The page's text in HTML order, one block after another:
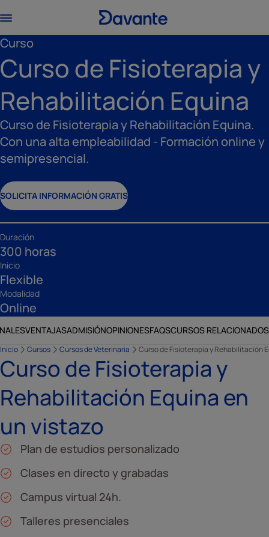
Curso
Curso de Fisioterapia y
Rehabilitación Equina
Curso de Fisioterapia y Rehabilitación Equina.
Con una alta empleabilidad - Formación online y
semipresencial.
SOLICITA INFORMACIÓN GRATIS
Duración
300 horas
Inicio
Flexible
Modalidad
Online
VENTAJASADMISIÓNOPINIONESFAQSCURSOS RELACIONADOS
Inicio Cursos Cursos de Veterinaria Curso de Fisioterapia y Rehabilitación
Curso de Fisioterapia y
Rehabilitación Equina en
un vistazo
Plan de estudios personalizado
Clases en directo y grabadas
Campus virtual 24h.
Talleres presenciales